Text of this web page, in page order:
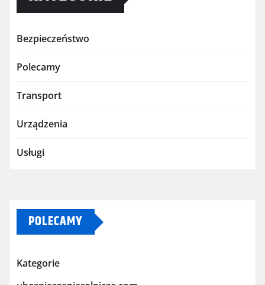
Bezpieczeństwo
Polecamy
Transport
Urządzenia
Usługi
POLECAMY
Kategorie